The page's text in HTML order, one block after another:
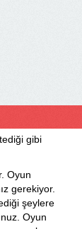
gibi
Oyun
gerekiyor.
şeylere
Oyun